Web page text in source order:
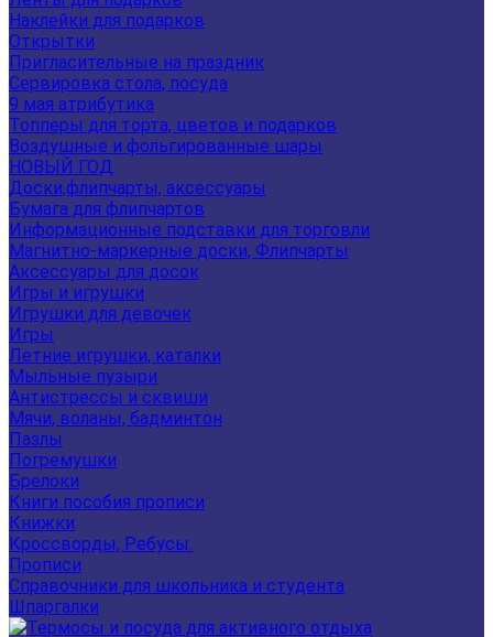
Наклейки для подарков
Открытки
Пригласительные на праздник
Сервировка стола, посуда
9 мая атрибутика
Топперы для торта, цветов и подарков
Воздушные и фольгированные шары
НОВЫЙ ГОД
Доски,флипчарты, аксессуары
Бумага для флипчартов
Информационные подставки для торговли
Магнитно-маркерные доски, Флипчарты
Аксессуары для досок
Игры и игрушки
Игрушки для девочек
Игры
Летние игрушки, каталки
Мыльные пузыри
Антистрессы и сквиши
Мячи, воланы, бадминтон
Пазлы
Погремушки
Брелоки
Книги пособия прописи
Книжки
Кроссворды, Ребусы.
Прописи
Справочники для школьника и студента
Шпаргалки